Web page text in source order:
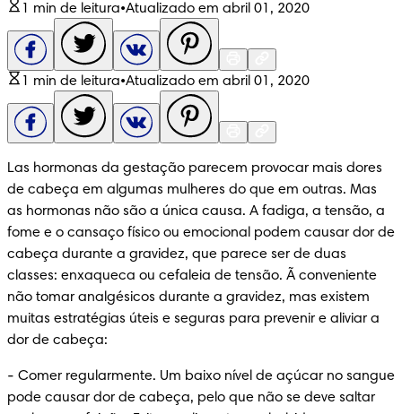
1 min de leitura•Atualizado em abril 01, 2020
1 min de leitura•Atualizado em abril 01, 2020
Las hormonas da gestação parecem provocar mais dores
de cabeça em algumas mulheres do que em outras. Mas
as hormonas não são a única causa. A fadiga, a tensão, a
fome e o cansaço físico ou emocional podem causar dor de
cabeça durante a gravidez, que parece ser de duas
classes: enxaqueca ou cefaleia de tensão. Ã conveniente
não tomar analgésicos durante a gravidez, mas existem
muitas estratégias úteis e seguras para prevenir e aliviar a
dor de cabeça:
- Comer regularmente. Um baixo nível de açúcar no sangue
pode causar dor de cabeça, pelo que não se deve saltar